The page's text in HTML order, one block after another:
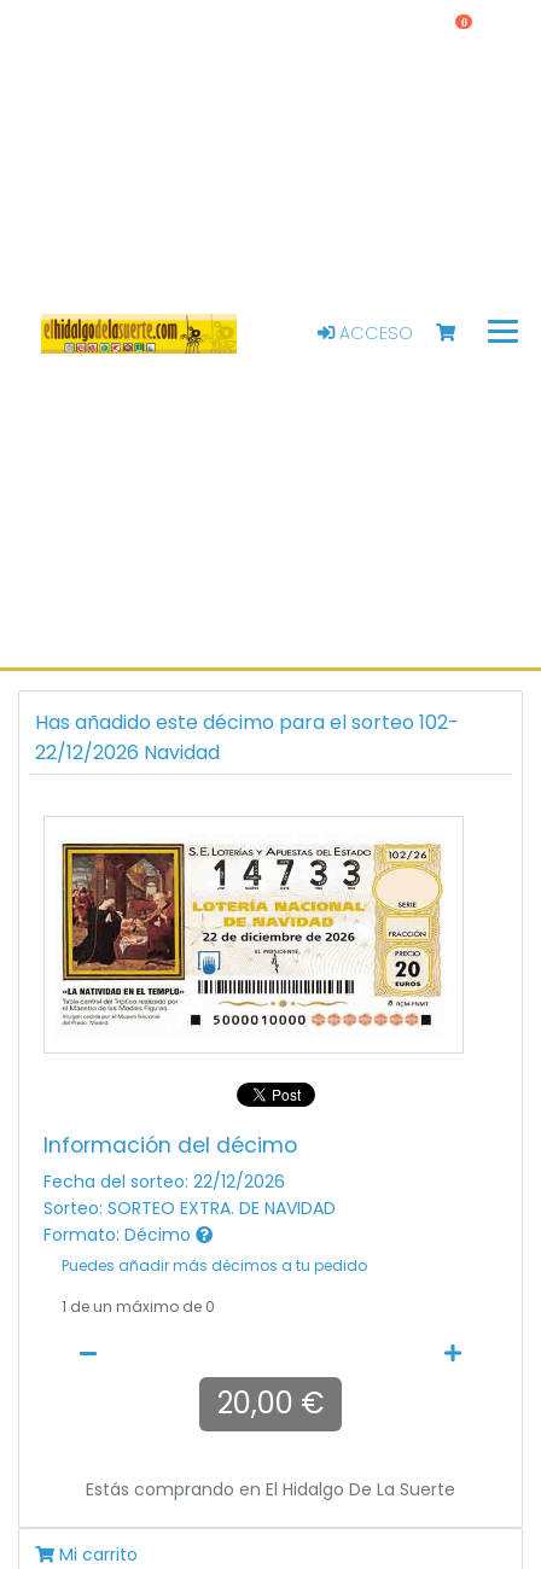
ACCESO
0
Has añadido este décimo para el sorteo 102-
22/12/2026 Navidad
Información del décimo
Fecha del sorteo: 22/12/2026
Sorteo: SORTEO EXTRA. DE NAVIDAD
Formato: Décimo
Puedes añadir más décimos a tu pedido
1 de un máximo de 0
20,00 €
Estás comprando en El Hidalgo De La Suerte
Mi carrito